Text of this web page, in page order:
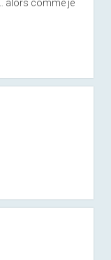
alors comme je